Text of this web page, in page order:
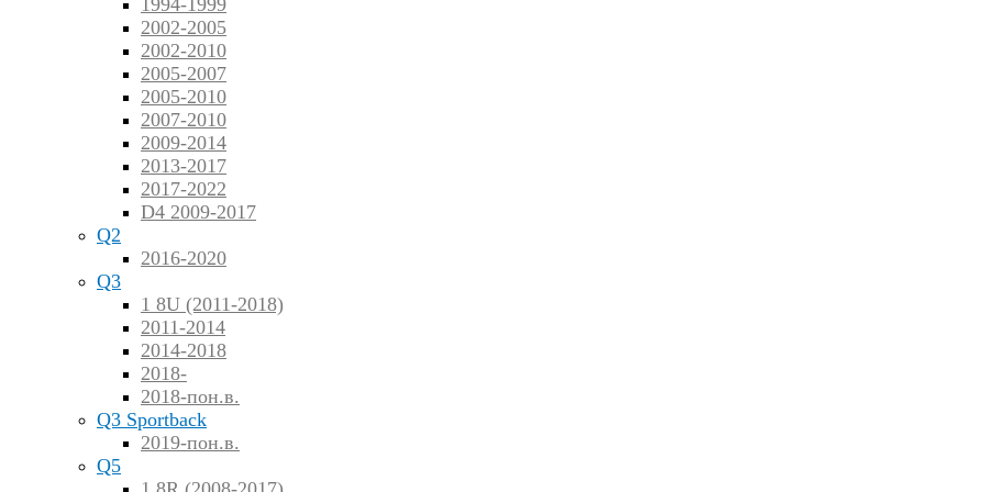
1994-1999
2002-2005
2002-2010
2005-2007
2005-2010
2007-2010
2009-2014
2013-2017
2017-2022
D4 2009-2017
Q2
2016-2020
Q3
1 8U (2011-2018)
2011-2014
2014-2018
2018-
2018-пон.в.
Q3 Sportback
2019-пон.в.
Q5